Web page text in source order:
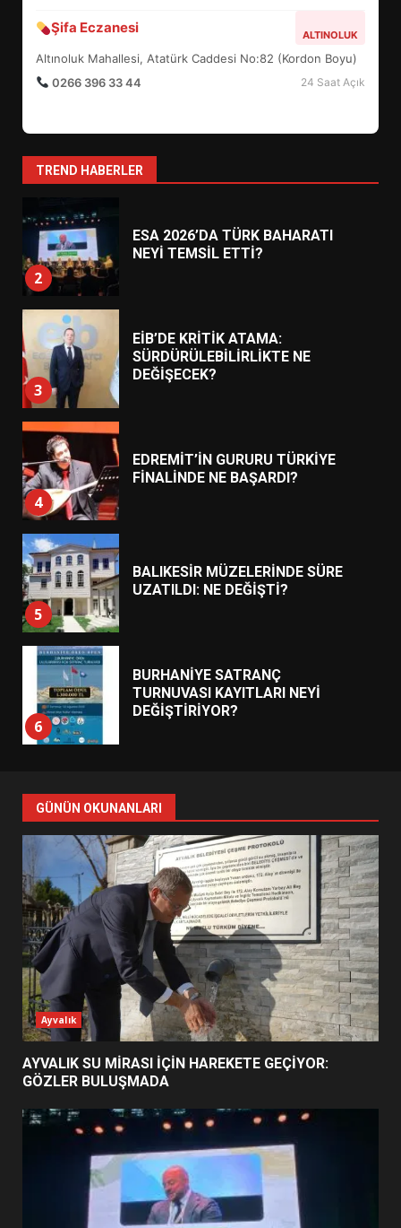
Şifa Eczanesi ALTINOLUK
Altınoluk Mahallesi, Atatürk Caddesi No:82 (Kordon Boyu)
0266 396 33 44
24 Saat Açık
TREND HABERLER
7
YENİ YÖNETİM NASIL
ŞEKİLLENDİ?
1
HAREKETE GEÇİYOR: GÖZLER
2
ESA 2026’DA TÜRK BAHARATI
NEYİ TEMSİL ETTİ?
3
EİB’DE KRİTİK ATAMA:
SÜRDÜRÜLEBİLİRLİKTE NE
DEĞİŞECEK?
4
EDREMİT’İN GURURU TÜRKİYE
FİNALİNDE NE BAŞARDI?
5
BALIKESİR MÜZELERİNDE SÜRE
UZATILDI: NE DEĞİŞTİ?
6
BURHANİYE SATRANÇ
TURNUVASI KAYITLARI NEYİ
DEĞİŞTİRİYOR?
7
YENİ YÖNETİM NASIL
ŞEKİLLENDİ?
1
AYVALIK SU MİRASI İÇİN
HAREKETE GEÇİYOR: GÖZLER
BULUŞMADA
2
ESA 2026’DA TÜRK BAHARATI
NEYİ TEMSİL ETTİ?
EİB’DE KRİTİK ATAMA:
SÜRDÜRÜLEBİLİRLİKTE NE
DEĞİŞECEK?
GÜNÜN OKUNANLARI
Ayvalık
AYVALIK SU MİRASI İÇİN HAREKETE GEÇİYOR:
GÖZLER BULUŞMADA